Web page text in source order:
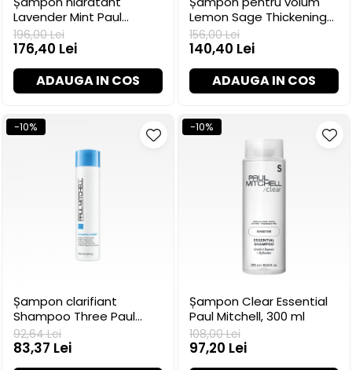
Lavender Mint Paul
Mitchell pentru păr uscat,
300 ml
196,00 Lei
176,40 Lei
ADAUGA IN COS
Lemon Sage Thickening
Paul Mitchell, 300 ml
156,00 Lei
140,40 Lei
ADAUGA IN COS
-10%
Șampon clarifiant
Shampoo Three Paul
Mitchell, 300 ml
92,64 Lei
83,37 Lei
-10%
Șampon Clear Essential
Paul Mitchell, 300 ml
108,00 Lei
97,20 Lei